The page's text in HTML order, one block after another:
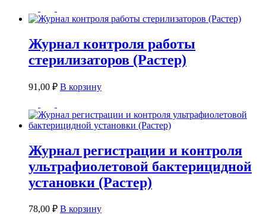
Журнал контроля работы
стерилизаторов (Растер)
91,00 ₽ В корзину
Журнал регистрации и контроля
ультрафиолетовой бактерицидной
установки (Растер)
78,00 ₽ В корзину